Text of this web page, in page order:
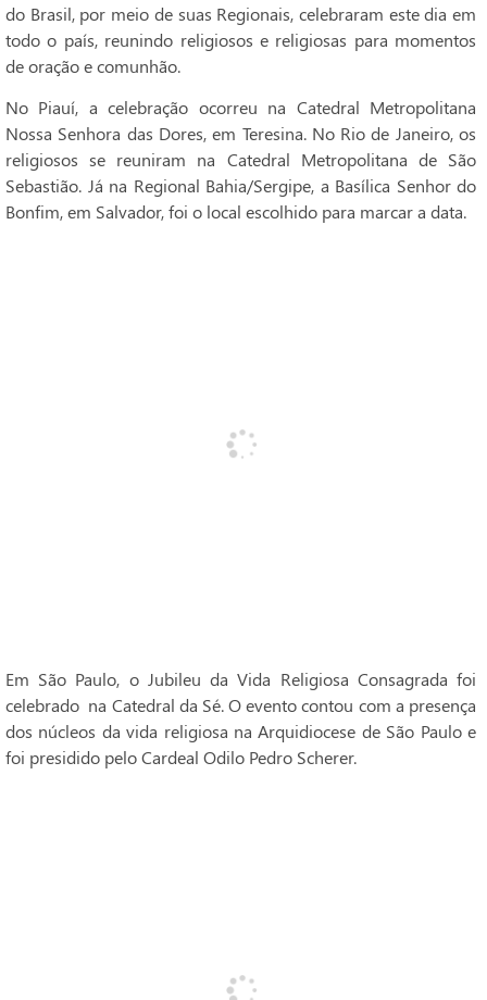
do Brasil, por meio de suas Regionais, celebraram este dia em
todo o país, reunindo religiosos e religiosas para momentos
de oração e comunhão.
No Piauí, a celebração ocorreu na Catedral Metropolitana
Nossa Senhora das Dores, em Teresina. No Rio de Janeiro, os
religiosos se reuniram na Catedral Metropolitana de São
Sebastião. Já na Regional Bahia/Sergipe, a Basílica Senhor do
Bonfim, em Salvador, foi o local escolhido para marcar a data.
Em São Paulo, o Jubileu da Vida Religiosa Consagrada foi
celebrado na Catedral da Sé. O evento contou com a presença
dos núcleos da vida religiosa na Arquidiocese de São Paulo e
foi presidido pelo Cardeal Odilo Pedro Scherer.